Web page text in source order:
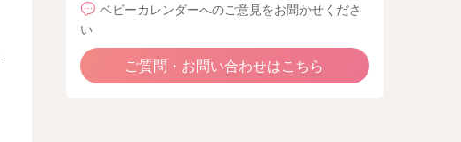
ベビーカレンダーへのご意見をお聞かせくださ
い
ご質問・お問い合わせはこちら